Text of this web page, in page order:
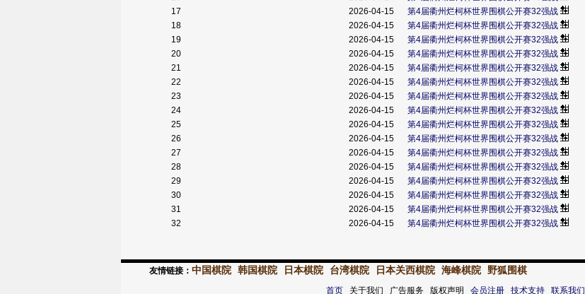
17
2026-04-15 第4届衢州烂柯杯世界围棋公开赛32强战
18
2026-04-15 第4届衢州烂柯杯世界围棋公开赛32强战
19
2026-04-15 第4届衢州烂柯杯世界围棋公开赛32强战
20
2026-04-15 第4届衢州烂柯杯世界围棋公开赛32强战
21
2026-04-15 第4届衢州烂柯杯世界围棋公开赛32强战
22
2026-04-15 第4届衢州烂柯杯世界围棋公开赛32强战
23
2026-04-15 第4届衢州烂柯杯世界围棋公开赛32强战
24
2026-04-15 第4届衢州烂柯杯世界围棋公开赛32强战
25
2026-04-15 第4届衢州烂柯杯世界围棋公开赛32强战
26
2026-04-15 第4届衢州烂柯杯世界围棋公开赛32强战
27
2026-04-15 第4届衢州烂柯杯世界围棋公开赛32强战
28
2026-04-15 第4届衢州烂柯杯世界围棋公开赛32强战
29
2026-04-15 第4届衢州烂柯杯世界围棋公开赛32强战
30
2026-04-15 第4届衢州烂柯杯世界围棋公开赛32强战
31
2026-04-15 第4届衢州烂柯杯世界围棋公开赛32强战
32
2026-04-15 第4届衢州烂柯杯世界围棋公开赛32强战
友情链接： 中国棋院 韩国棋院 日本棋院 台湾棋院 日本关西棋院 海峰棋院 野狐围棋
首页关于我们 广告服务 版权声明 会员注册 技术支持 联系我们